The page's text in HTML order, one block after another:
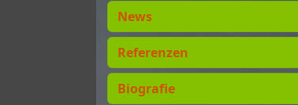
News
Referenzen
Biografie